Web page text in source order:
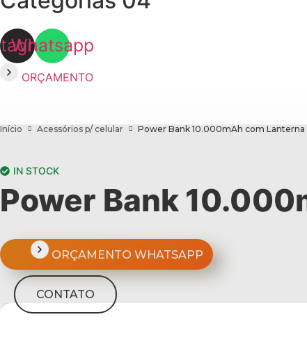
Whatsapp
ORÇAMENTO
Início Acessórios p/ celular Power Bank 10.000mAh com Lanterna
IN STOCK
Power Bank
ORÇAMENTO WHATSAPP
CONTATO